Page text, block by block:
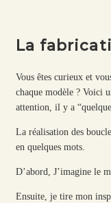
La
Vous êtes curieux et
chaque modèle ? Voici
attention, il y a
La réalisation des
en quelques mots.
D’abord, J’imagine le
Ensuite, je tire mon